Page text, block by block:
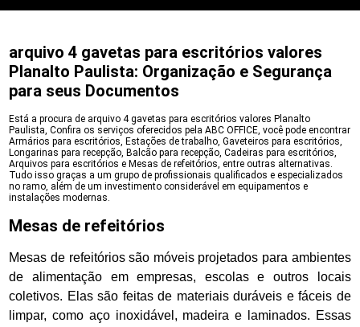
arquivo 4 gavetas para escritórios valores
Planalto Paulista: Organização e Segurança
para seus Documentos
Está a procura de arquivo 4 gavetas para escritórios valores Planalto
Paulista, Confira os serviços oferecidos pela ABC OFFICE, você pode encontrar
Armários para escritórios, Estações de trabalho, Gaveteiros para escritórios,
Longarinas para recepção, Balcão para recepção, Cadeiras para escritórios,
Arquivos para escritórios e Mesas de refeitórios, entre outras alternativas.
Tudo isso graças a um grupo de profissionais qualificados e especializados
no ramo, além de um investimento considerável em equipamentos e
instalações modernas.
Mesas de refeitórios
Mesas de refeitórios são móveis projetados para ambientes
de alimentação em empresas, escolas e outros locais
coletivos. Elas são feitas de materiais duráveis e fáceis de
limpar, como aço inoxidável, madeira e laminados. Essas